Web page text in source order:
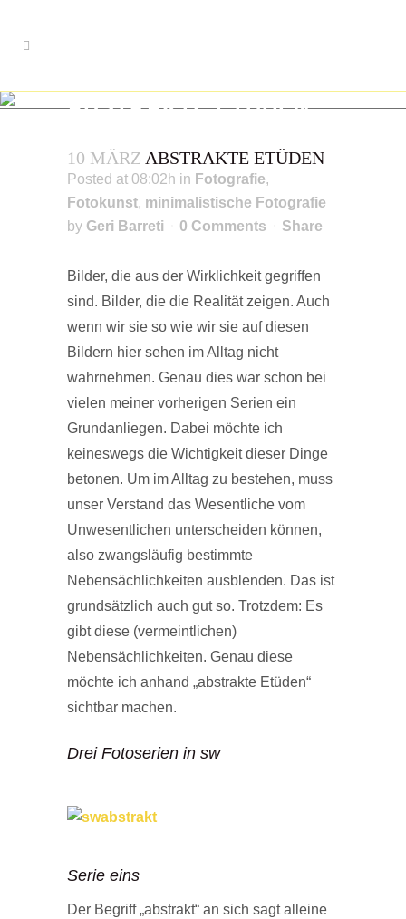
ABSTRAKTE ETÜDEN
10 MÄRZ ABSTRAKTE ETÜDEN
Posted at 08:02h in Fotografie,
Fotokunst, minimalistische Fotografie
by Geri Barreti 0 Comments Share
Bilder, die aus der Wirklichkeit gegriffen
sind. Bilder, die die Realität zeigen. Auch
wenn wir sie so wie wir sie auf diesen
Bildern hier sehen im Alltag nicht
wahrnehmen. Genau dies war schon bei
vielen meiner vorherigen Serien ein
Grundanliegen. Dabei möchte ich
keineswegs die Wichtigkeit dieser Dinge
betonen. Um im Alltag zu bestehen, muss
unser Verstand das Wesentliche vom
Unwesentlichen unterscheiden können,
also zwangsläufig bestimmte
Nebensächlichkeiten ausblenden. Das ist
grundsätzlich auch gut so. Trotzdem: Es
gibt diese (vermeintlichen)
Nebensächlichkeiten. Genau diese
möchte ich anhand „abstrakte Etüden“
sichtbar machen.
Drei Fotoserien in sw
Serie eins
Der Begriff „abstrakt“ an sich sagt alleine